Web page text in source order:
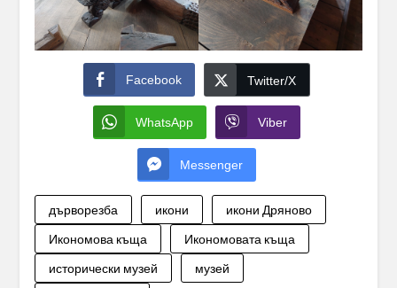
Facebook Twitter/X
WhatsApp Viber
Messenger
дърворезба икони
икони Дряново
Икономова къща
Икономовата къща
исторически музей
музей